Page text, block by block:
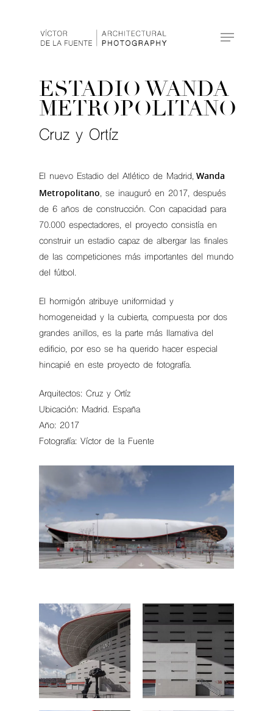
ESTADIO WANDA
METROPOLITANO
Cruz y Ortíz
El nuevo Estadio del Atlético de Madrid, Wanda
Metropolitano, se inauguró en 2017, después
de 6 años de construcción. Con capacidad para
70.000 espectadores, el proyecto consistía en
construir un estadio capaz de albergar las finales
de las competiciones más importantes del mundo
del fútbol.
El hormigón atribuye uniformidad y
homogeneidad y la cubierta, compuesta por dos
grandes anillos, es la parte más llamativa del
edificio, por eso se ha querido hacer especial
hincapié en este proyecto de fotografía.
Arquitectos: Cruz y Ortíz
Ubicación: Madrid. España
Año: 2017
Fotografía: Víctor de la Fuente